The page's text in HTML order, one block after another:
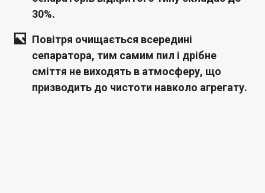
30%.
Повітря очищається всередині
сепаратора, тим самим пил і дрібне
сміття не виходять в атмосферу, що
призводить до чистоти навколо агрегату.